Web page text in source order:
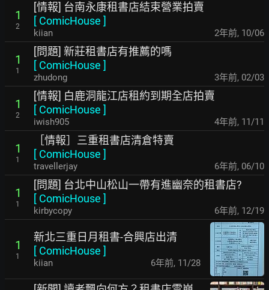
1
2
[情報] 台南永康租書店結束營業拍賣
[ ComicHouse ]
kiian 2年前, 10/06
1
1
[問題] 新莊租書店有推薦的嗎
[ ComicHouse ]
zhudong 3年前, 02/03
1
2
[情報] 白鹿洞龍江店租約到期全店拍賣
[ ComicHouse ]
iwish905 4年前, 11/11
1
1
［情報］三重租書店清倉特賣
[ ComicHouse ]
travellerjay 6年前, 06/10
1
1
[問題] 台北中山松山一帶有進幽奈的租書店?
[ ComicHouse ]
kirbycopy 6年前, 12/19
1
1
新北三重日月租書-合興店出清
[ ComicHouse ]
kiian 6年前, 11/28